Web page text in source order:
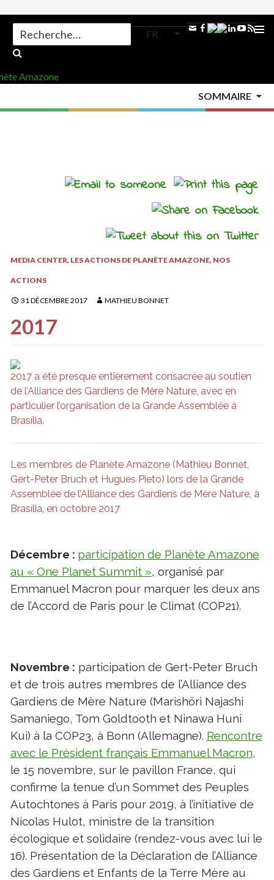
AU
FR
Search
for:
SOMMAIRE
MEDIA CENTER, LES ACTIONS DE PLANÈTE AMAZONE, NOS
ACTIONS
31 DÉCEMBRE 2017 MATHIEU BONNET
2017
2017 a été presque entièrement consacrée au soutien
de l’Alliance des Gardiens de Mère Nature, avec en
particulier l’organisation de la Grande Assemblée à
Brasília.
Les membres de Planète Amazone (Mathieu Bonnet,
Gert-Peter Bruch et Hugues Pieto) lors de la Grande
Assemblée de l’Alliance des Gardiens de Mère Nature, à
Brasília, en octobre 2017
Décembre : participation de Planète Amazone
au « One Planet Summit », organisé par
Emmanuel Macron pour marquer les deux ans
de l’Accord de Paris pour le Climat (COP21).
Novembre : participation de Gert-Peter Bruch
et de trois autres membres de l’Alliance des
Gardiens de Mère Nature (Marishöri Najashi
Samaniego, Tom Goldtooth et Ninawa Huni
Kui) à la COP23, à Bonn (Allemagne). Rencontre
avec le Président français Emmanuel Macron,
le 15 novembre, sur le pavillon France, qui
confirme la tenue d’un Sommet des Peuples
Autochtones à Paris pour 2019, à l’initiative de
Nicolas Hulot, ministre de la transition
écologique et solidaire (rendez-vous avec lui le
16). Présentation de la Déclaration de l’Alliance
des Gardiens et Enfants de la Terre Mère au